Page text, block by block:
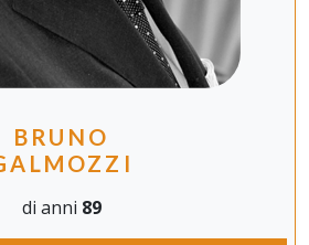
BRUNO
di anni 89